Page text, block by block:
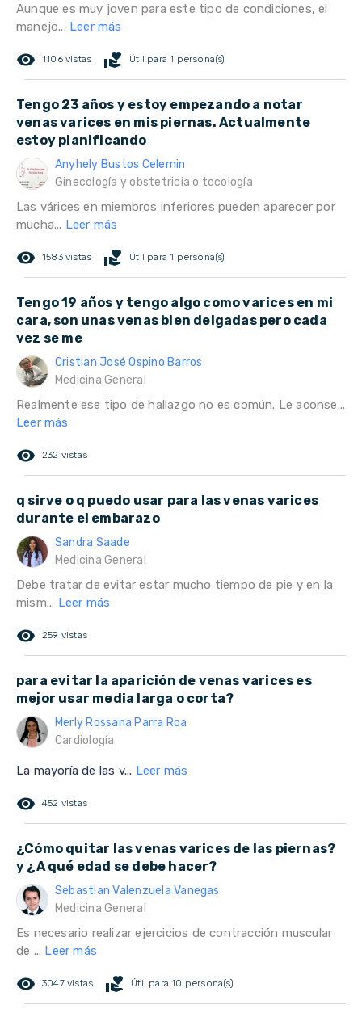
Aunque es muy joven para este tipo de condiciones, el
manejo... Leer más
remove_red_eye 1106 vistas volunteer_activism Útil para 1 persona(s)
Tengo 23 años y estoy empezando a notar
venas varices en mis piernas. Actualmente
estoy planificando
Anyhely Bustos Celemin
Ginecología y obstetricia o tocología
Las várices en miembros inferiores pueden aparecer por
mucha... Leer más
remove_red_eye 1583 vistas volunteer_activism Útil para 1 persona(s)
Tengo 19 años y tengo algo como varices en mi
cara, son unas venas bien delgadas pero cada
vez se me
Cristian José Ospino Barros
Medicina General
Realmente ese tipo de hallazgo no es común. Le aconse...
Leer más
remove_red_eye 232 vistas
q sirve o q puedo usar para las venas varices
durante el embarazo
Sandra Saade
Medicina General
Debe tratar de evitar estar mucho tiempo de pie y en la
mism... Leer más
remove_red_eye 259 vistas
para evitar la aparición de venas varices es
mejor usar media larga o corta?
Merly Rossana Parra Roa
Cardiología
La mayoría de las v... Leer más
remove_red_eye 452 vistas
¿Cómo quitar las venas varices de las piernas?
y ¿A qué edad se debe hacer?
Sebastian Valenzuela Vanegas
Medicina General
Es necesario realizar ejercicios de contracción muscular
de ... Leer más
remove_red_eye 3047 vistas volunteer_activism Útil para 10 persona(s)